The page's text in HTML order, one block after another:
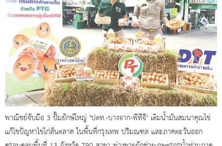
พาณิชย์จับมือ 3 ปั๊มยักษ์ใหญ่ "ปตท.-บางจาก-พีทีจี" เติมน้ำมันสมนาคุณไข่
แก้ไขปัญหาไข่ไก่ล้นตลาด ในพื้นที่กรุงเทพ ปริมณฑล และภาคตะวันออก